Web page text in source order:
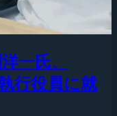
一氏、
行役員に就